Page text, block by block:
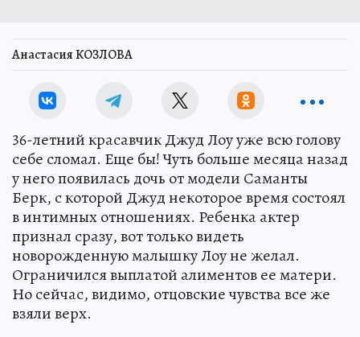
Анастасия КОЗЛОВА
36-летний красавчик Джуд Лоу уже всю голову
себе сломал. Еще бы! Чуть больше месяца назад
у него появилась дочь от модели Саманты
Берк, с которой Джуд некоторое время состоял
в интимных отношениях. Ребенка актер
признал сразу, вот только видеть
новорожденную малышку Лоу не желал.
Ограничился выплатой алиментов ее матери.
Но сейчас, видимо, отцовские чувства все же
взяли верх.